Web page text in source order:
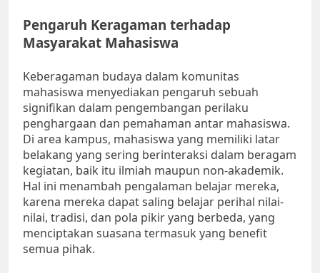
Pengaruh Keragaman terhadap
Masyarakat Mahasiswa
Keberagaman budaya dalam komunitas
mahasiswa menyediakan pengaruh sebuah
signifikan dalam pengembangan perilaku
penghargaan dan pemahaman antar mahasiswa.
Di area kampus, mahasiswa yang memiliki latar
belakang yang sering berinteraksi dalam beragam
kegiatan, baik itu ilmiah maupun non-akademik.
Hal ini menambah pengalaman belajar mereka,
karena mereka dapat saling belajar perihal nilai-
nilai, tradisi, dan pola pikir yang berbeda, yang
menciptakan suasana termasuk yang benefit
semua pihak.